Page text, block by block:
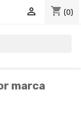
shopping_cart (0)

marca